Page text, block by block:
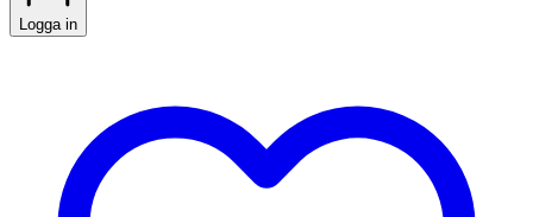
Logga in